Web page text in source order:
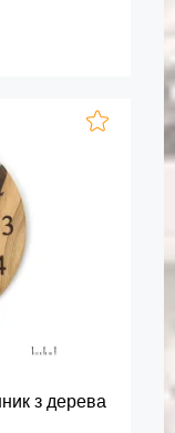
з дерева